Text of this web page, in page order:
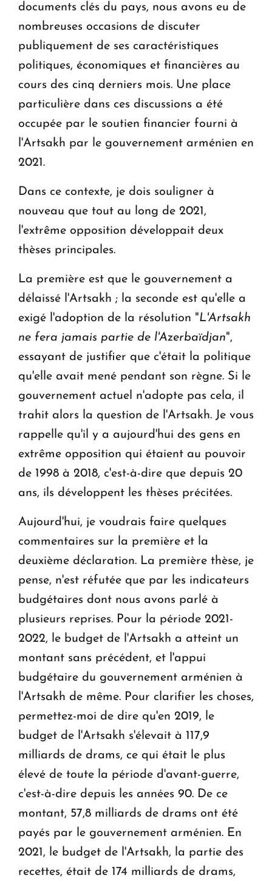
documents clés du pays, nous avons eu de
nombreuses occasions de discuter
publiquement de ses caractéristiques
politiques, économiques et financières au
cours des cinq derniers mois. Une place
particulière dans ces discussions a été
occupée par le soutien financier fourni à
l'Artsakh par le gouvernement arménien en
2021.
Dans ce contexte, je dois souligner à
nouveau que tout au long de 2021,
l'extrême opposition développait deux
thèses principales.
La première est que le gouvernement a
délaissé l'Artsakh ; la seconde est qu'elle a
exigé l'adoption de la résolution "L'Artsakh
ne fera jamais partie de l'Azerbaïdjan",
essayant de justifier que c'était la politique
qu'elle avait mené pendant son règne. Si le
gouvernement actuel n'adopte pas cela, il
trahit alors la question de l'Artsakh. Je vous
rappelle qu'il y a aujourd'hui des gens en
extrême opposition qui étaient au pouvoir
de 1998 à 2018, c'est-à-dire que depuis 20
ans, ils développent les thèses précitées.
Aujourd'hui, je voudrais faire quelques
commentaires sur la première et la
deuxième déclaration. La première thèse, je
pense, n'est réfutée que par les indicateurs
budgétaires dont nous avons parlé à
plusieurs reprises. Pour la période 2021-
2022, le budget de l'Artsakh a atteint un
montant sans précédent, et l'appui
budgétaire du gouvernement arménien à
l'Artsakh de même. Pour clarifier les choses,
permettez-moi de dire qu'en 2019, le
budget de l'Artsakh s'élevait à 117,9
milliards de drams, ce qui était le plus
élevé de toute la période d'avant-guerre,
c'est-à-dire depuis les années 90. De ce
montant, 57,8 milliards de drams ont été
payés par le gouvernement arménien. En
2021, le budget de l'Artsakh, la partie des
recettes, était de 174 milliards de drams,